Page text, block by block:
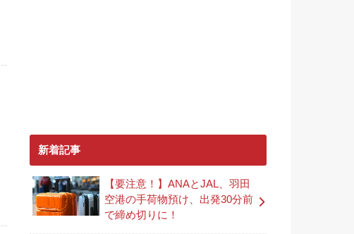
新着記事
【要注意！】ANAとJAL、羽田
空港の手荷物預け、出発30分前
で締め切りに！